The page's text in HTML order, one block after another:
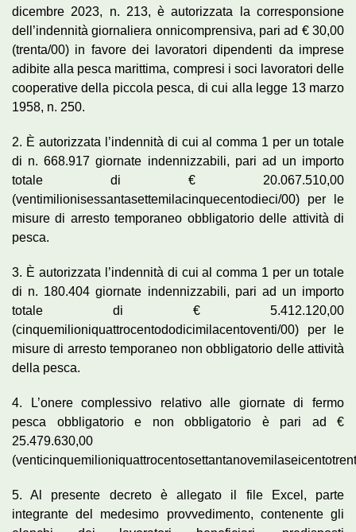
dicembre 2023, n. 213, è autorizzata la corresponsione
dell’indennità giornaliera onnicomprensiva, pari ad € 30,00
(trenta/00) in favore dei lavoratori dipendenti da imprese
adibite alla pesca marittima, compresi i soci lavoratori delle
cooperative della piccola pesca, di cui alla legge 13 marzo
1958, n. 250.
2. È autorizzata l’indennità di cui al comma 1 per un totale
di n. 668.917 giornate indennizzabili, pari ad un importo
totale di € 20.067.510,00
(ventimilionisessantasettemilacinquecentodieci/00) per le
misure di arresto temporaneo obbligatorio delle attività di
pesca.
3. È autorizzata l’indennità di cui al comma 1 per un totale
di n. 180.404 giornate indennizzabili, pari ad un importo
totale di € 5.412.120,00
(cinquemilioniquattrocentododicimilacentoventi/00) per le
misure di arresto temporaneo non obbligatorio delle attività
della pesca.
4. L’onere complessivo relativo alle giornate di fermo
pesca obbligatorio e non obbligatorio è pari ad €
25.479.630,00
5. Al presente decreto è allegato il file Excel, parte
integrante del medesimo provvedimento, contenente gli